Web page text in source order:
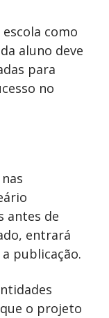
como
aluno deve
para
no
antes de
entrará
publicação.
o projeto